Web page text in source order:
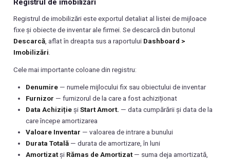
Registrul de imobilizări
Registrul de imobilizări este exportul detaliat al listei de mijloace
fixe și obiecte de inventar ale firmei. Se descarcă din butonul
Descarcă, aflat în dreapta sus a raportului Dashboard >
Imobilizări
Cele mai importante coloane din registru:
Denumire— numele mijlocului fix sau obiectului de inventar
Furnizor — furnizorul de la care a fost achiziționat
Data AchizițieșiStart Amort. — data cumpărării și data de la
care începe amortizarea
Valoare Inventar — valoarea de intrare a bunului
Durata Totală— durata de amortizare, în luni
Amortizatși Rămas de Amortizat— suma deja amortizată,